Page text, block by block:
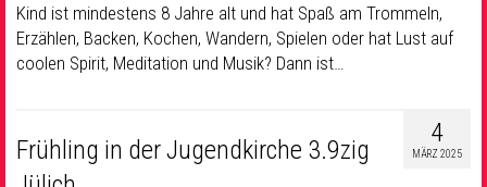
Kind ist mindestens 8 Jahre alt und hat Spaß am Trommeln,
Erzählen, Backen, Kochen, Wandern, Spielen oder hat Lust auf
coolen Spirit, Meditation und Musik? Dann ist…
4
MÄRZ 2025
Frühling in der Jugendkirche 3.9zig